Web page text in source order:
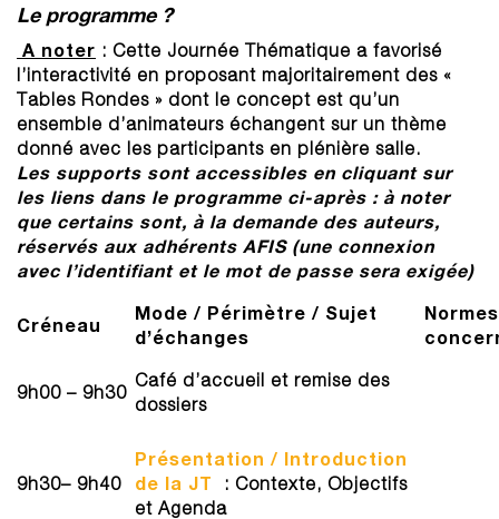
Le programme ?
A noter : Cette Journée Thématique a favorisé
l’interactivité en proposant majoritairement des «
Tables Rondes » dont le concept est qu’un
ensemble d’animateurs échangent sur un thème
donné avec les participants en plénière salle.
Les supports sont accessibles en cliquant sur
les liens dans le programme ci-après : à noter
que certains sont, à la demande des auteurs,
réservés aux adhérents AFIS (une connexion
avec l’identifiant et le mot de passe sera exigée)
Créneau
Mode / Périmètre / Sujet
d’échanges
Normes
9h00 – 9h30
Café d’accueil et remise des
dossiers
9h30– 9h40
Présentation / Introduction
de la JT
: Contexte, Objectifs
et Agenda